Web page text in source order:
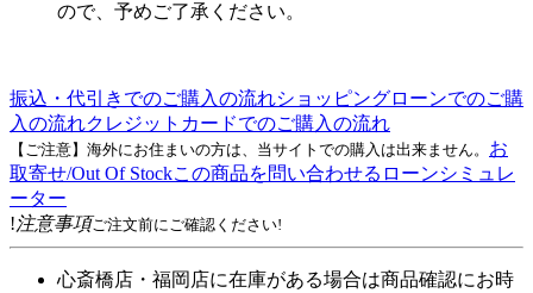
ので、予めご了承ください。
振込・代引きでのご購入の流れショッピングローンでのご購
入の流れクレジットカードでのご購入の流れ
【ご注意】海外にお住まいの方は、当サイトでの購入は出来ません。 お
取寄せ/Out Of Stockこの商品を問い合わせる ローンシミュレ
ーター
!注意事項ご注文前にご確認ください!
心斎橋店・福岡店に在庫がある場合は商品確認にお時